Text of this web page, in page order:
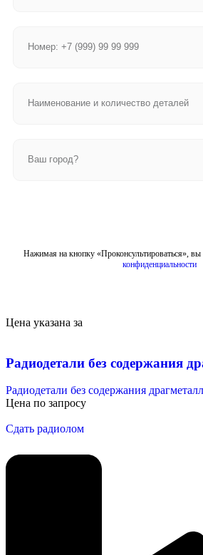
Нажимая на кнопку «Проконсультироваться», вы
конфиденциальности
Цена указана за
Радиодетали без содержания
Радиодетали без содержания
Цена по запросу
Сдать радиолом